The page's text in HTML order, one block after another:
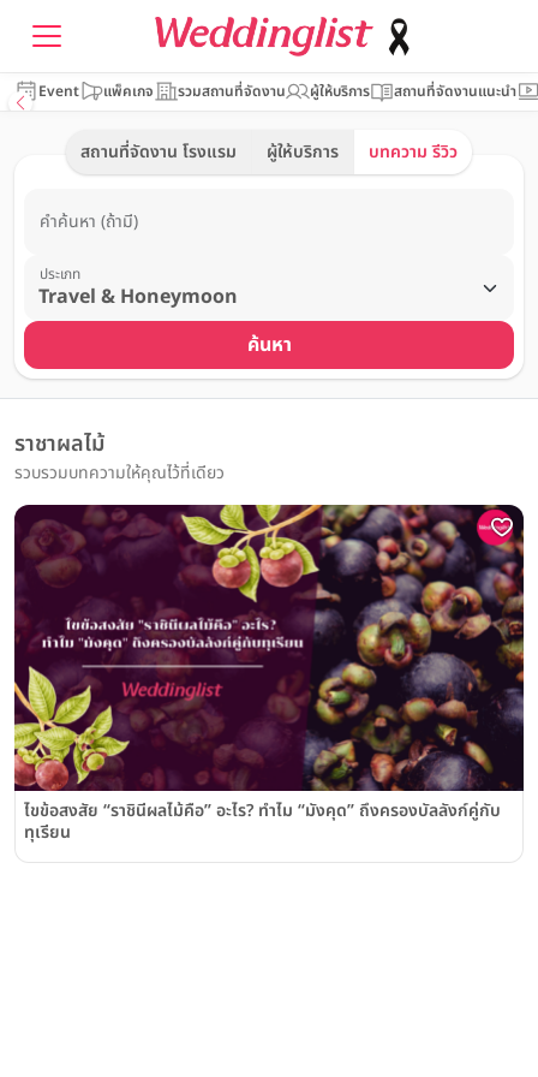
Event แพ็คเกจ รวมสถานที่จัดงาน ผู้ให้บริการ สถานที่จัดงานแนะนำ
สถานที่จัดงาน โรงแรม ผู้ให้บริการ บทความ รีวิว
คำค้นหา (ถ้ามี)
ประเภท
ค้นหา
ราชาผลไม้
รวบรวมบทความให้คุณไว้ที่เดียว
ไขข้อสงสัย “ราชินีผลไม้คือ” อะไร? ทำไม “มังคุด” ถึงครองบัลลังก์คู่กับ
ทุเรียน